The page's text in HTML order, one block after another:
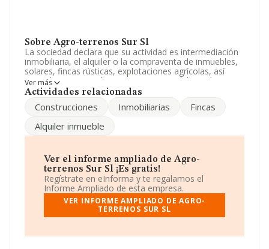
Sobre Agro-terrenos Sur Sl
La sociedad declara que su actividad es intermediación
inmobiliaria, el alquiler o la compraventa de inmuebles,
solares, fincas rústicas, explotaciones agrícolas, así
como la construcción ypromocion inmobiliaria de
cualquier clase de inmuebles. La empresa aparece
Limitada. Clasifica su actividad CNAE como '%cnae%',
mercados exteriores.
B04672663, se encuentra en Calle Don Juan De Austria
núm. 23 Piso 3 2, (04740), Roquetas De Mar, Almería,
Andalucía.
En base a la información de la que dispone INFORMA
sobre 231.218 compañías, a nivel nacional la facturación
asciende a 29.817 millones de euros y la media entre
Finalmente, para completar los datos de sector la
Ver más
Actividades relacionadas
Construcciones Inmobiliarias
Fincas
Alquiler inmueble
Ver el informe ampliado de Agro-
terrenos Sur Sl ¡Es gratis!
Regístrate en eInforma y te regalamos el
Informe Ampliado de esta empresa.
VER INFORME AMPLIADO DE AGRO-
TERRENOS SUR SL